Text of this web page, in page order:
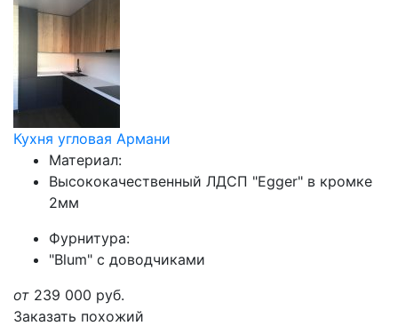
Кухня угловая Армани
Материал:
Высококачественный ЛДСП "Egger" в кромке
2мм
Фурнитура:
"Blum" с доводчиками
от 239 000 руб.
Заказать похожий